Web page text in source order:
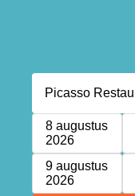
8 augustus
2026
9 augustus
2026